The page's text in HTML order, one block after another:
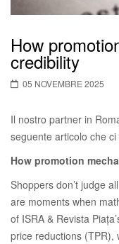
How
credibility
05 NOVEMBRE 2025
Il nostro partner in
seguente articolo che
How promotion
Shoppers don’t judge
are moments when
of ISRA & Revista
price reductions (TPR),